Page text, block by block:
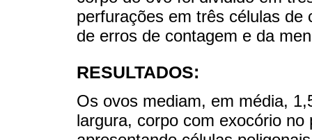
perfurações em três células de
de erros de contagem e da
RESULTADOS:
Os ovos mediam, em média,
largura, corpo com exocório